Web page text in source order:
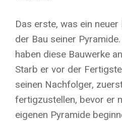
Das erste, was ein
der Bau seiner
haben diese Bauwerke
Starb er vor der
seinen Nachfolger,
fertigzustellen, bevor er
eigenen Pyramide